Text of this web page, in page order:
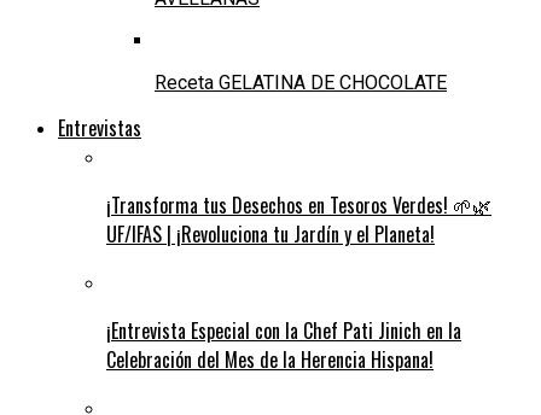
Receta GELATINA DE CHOCOLATE
Entrevistas
¡Transforma tus Desechos en Tesoros Verdes! 🌱🌿
UF/IFAS | ¡Revoluciona tu Jardín y el Planeta!
¡Entrevista Especial con la Chef Pati Jinich en la
Celebración del Mes de la Herencia Hispana!